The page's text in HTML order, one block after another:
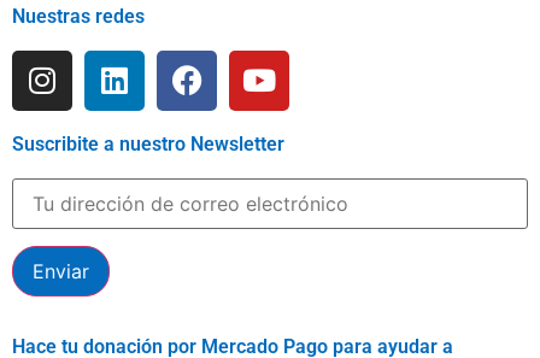
Nuestras redes
Suscribite a nuestro Newsletter
Hace tu donación por Mercado Pago para ayudar a